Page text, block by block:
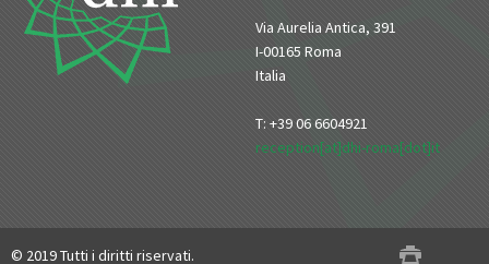
Via Aurelia Antica, 391
I-00165 Roma
Italia
T: +39 06 6604921
reception[at]dhi-roma[dot]it
© 2019 Tutti i diritti riservati.